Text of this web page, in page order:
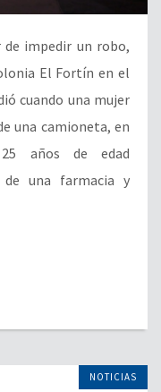
impedir un robo,
El Fortín en el
cuando una mujer
una camioneta, en
años de edad
de una farmacia y
NOTICIAS